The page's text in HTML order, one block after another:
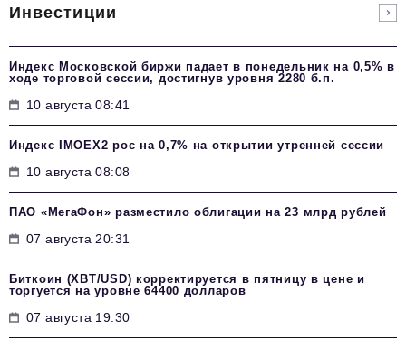
Инвестиции
Индекс Московской биржи падает в понедельник на 0,5% в
ходе торговой сессии, достигнув уровня 2280 б.п.
10 августа 08:41
Индекс IMOEX2 рос на 0,7% на открытии утренней сессии
10 августа 08:08
ПАО «МегаФон» разместило облигации на 23 млрд рублей
07 августа 20:31
Биткоин (XBT/USD) корректируется в пятницу в цене и
торгуется на уровне 64400 долларов
07 августа 19:30